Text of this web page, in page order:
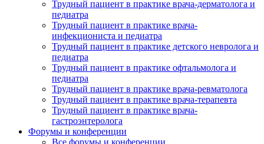
Трудный пациент в практике врача-дерматолога и
педиатра
Трудный пациент в практике врача-
инфекциониста и педиатра
Трудный пациент в практике детского невролога и
педиатра
Трудный пациент в практике офтальмолога и
педиатра
Трудный пациент в практике врача-ревматолога
Трудный пациент в практике врача-терапевта
Трудный пациент в практике врача-
гастроэнтеролога
Форумы и конференции
Все форумы и конференции